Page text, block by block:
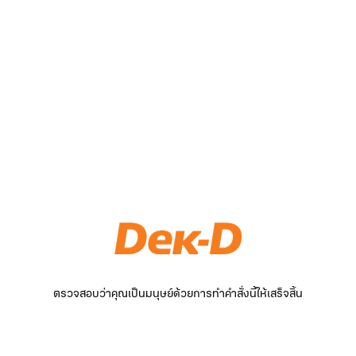
ตรวจสอบว่าคุณเป็นมนุษย์ด้วยการทำคำสั่งนี้ให้เสร็จสิ้น